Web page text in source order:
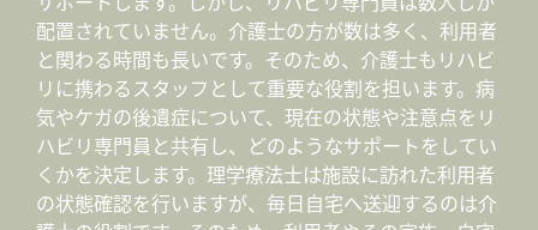
配置されていません。介護士の方が数は多く、利用者
と関わる時間も長いです。そのため、介護士もリハビ
リに携わるスタッフとして重要な役割を担います。病
気やケガの後遺症について、現在の状態や注意点をリ
ハビリ専門員と共有し、どのようなサポートをしてい
くかを決定します。理学療法士は施設に訪れた利用者
の状態確認を行いますが、毎日自宅へ送迎するのは介